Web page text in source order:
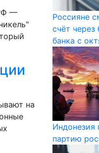
—
на
Россияне
счёт через
банка с
Индонезия
партию